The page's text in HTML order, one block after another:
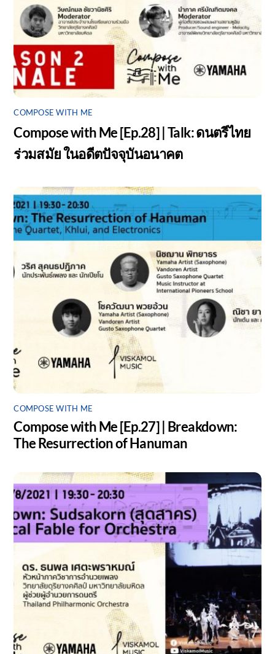
COMPOSE WITH ME
Compose with Me [Ep.28] | Talk: ดนตรีไทย
ร่วมสมัย ในอดีตปัจจุบันอนาคต
COMPOSE WITH ME
Compose with Me [Ep.27] | Breakdown:
The Resurrection of Hanuman